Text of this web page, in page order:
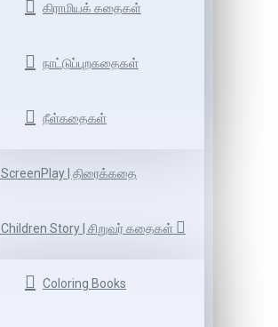
கிராமியக் கதைகள்
நாட்டுப்புறகதைகள்
நீள்கதைகள்
ScreenPlay | திரைக்கதை
Children Story | சிறுவர் கதைகள்
Coloring Books